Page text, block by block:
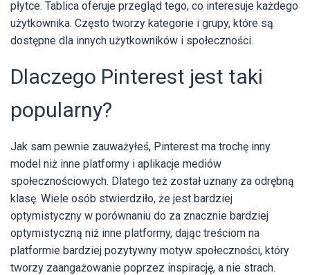
płytce. Tablica oferuje przegląd tego, co interesuje każdego
użytkownika. Często tworzy kategorie i grupy, które są
dostępne dla innych użytkowników i społeczności.
Dlaczego Pinterest jest taki
popularny?
Jak sam pewnie zauważyłeś, Pinterest ma trochę inny
model niż inne platformy i aplikacje mediów
społecznościowych. Dlatego też został uznany za odrębną
klasę. Wiele osób stwierdziło, że jest bardziej
optymistyczny w porównaniu do za znacznie bardziej
optymistyczną niż inne platformy, dając treściom na
platformie bardziej pozytywny motyw społeczności, który
tworzy zaangażowanie poprzez inspirację, a nie strach.